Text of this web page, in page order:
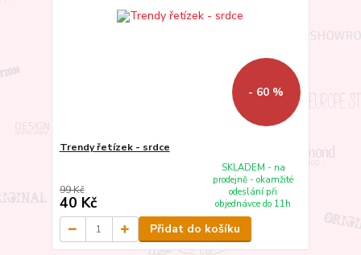
- 60 %
Trendy řetízek - srdce
99 Kč
40 Kč
SKLADEM - na
prodejně - okamžité
odeslání při
objednávce do 11h
Přidat do košíku